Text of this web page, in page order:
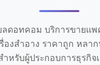
ลดอทคอม บริการขายแพ
งสำอาง ราคาถูก หลาก
ำหรับผู้ประกอบการธุรกิจ